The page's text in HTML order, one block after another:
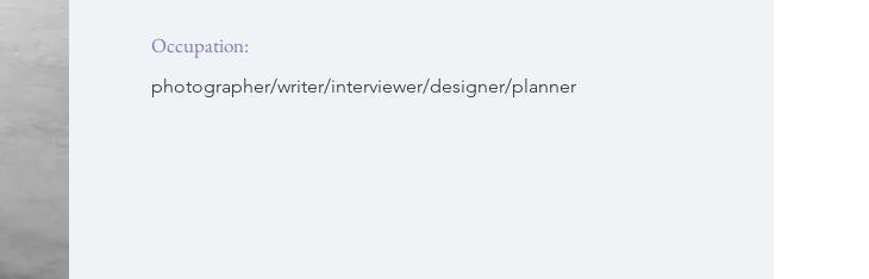
Occupation:
photographer/writer/interviewer/designer/planner